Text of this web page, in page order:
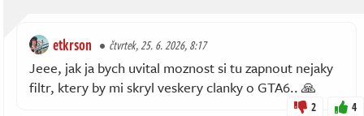
etkrson čtvrtek, 25. 6. 2026, 8:17
Jeee, jak ja bych uvital moznost si tu zapnout nejaky
filtr, ktery by mi skryl veskery clanky o GTA6.. 🙏
2 4